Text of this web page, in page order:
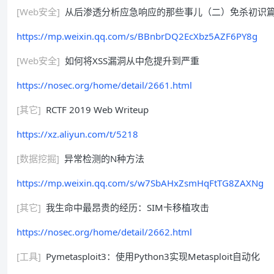
[Web安全] 从后渗透分析应急响应的那些事儿（二）免杀初识
https://mp.weixin.qq.com/s/BBnbrDQ2EcXbz5AZF6PY8g
[Web安全] 如何将XSS漏洞从中危提升到严重
https://nosec.org/home/detail/2661.html
[其它] RCTF 2019 Web Writeup
https://xz.aliyun.com/t/5218
[数据挖掘] 异常检测的N种方法
https://mp.weixin.qq.com/s/w7SbAHxZsmHqFtTG8ZAXNg
[其它] 我生命中最昂贵的经历：SIM卡移植攻击
https://nosec.org/home/detail/2662.html
[工具] Pymetasploit3：使用Python3实现Metasploit自动化